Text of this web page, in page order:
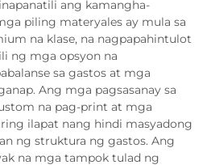
ang kamangha-
piling materyales ay mula sa
na klase, na nagpapahintulot
ng mga opsyon na
sa gastos at mga
Ang mga pagsasanay sa
na pag-print at mga
ilapat nang hindi masyadong
ng struktura ng gastos. Ang
na mga tampok tulad ng